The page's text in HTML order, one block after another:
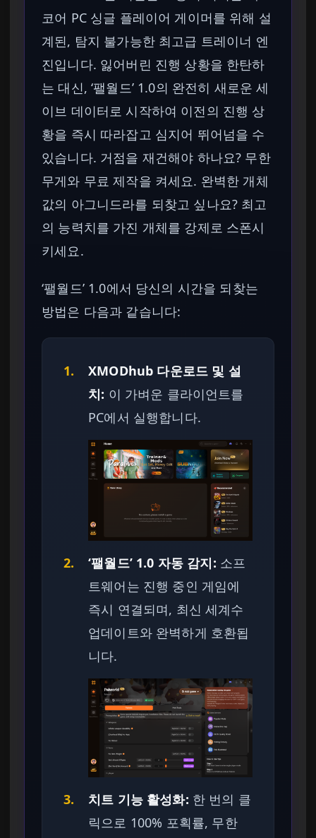
코어 PC 싱글 플레이어 게이머를 위해 설
계된, 탐지 불가능한 최고급 트레이너 엔
진입니다. 잃어버린 진행 상황을 한탄하
는 대신, ‘팰월드’ 1.0의 완전히 새로운 세
이브 데이터로 시작하여 이전의 진행 상
황을 즉시 따라잡고 심지어 뛰어넘을 수
있습니다. 거점을 재건해야 하나요? 무한
무게와 무료 제작을 켜세요. 완벽한 개체
값의 아그니드라를 되찾고 싶나요? 최고
의 능력치를 가진 개체를 강제로 스폰시
키세요.
‘팰월드’ 1.0에서 당신의 시간을 되찾는
방법은 다음과 같습니다:
1.
XMODhub 다운로드 및 설
치: 이 가벼운 클라이언트를
PC에서 실행합니다.
2. ‘팰월드’ 1.0 자동 감지: 소프
트웨어는 진행 중인 게임에
즉시 연결되며, 최신 세계수
업데이트와 완벽하게 호환됩
니다.
3. 치트 기능 활성화: 한 번의 클
릭으로 100% 포획률, 무한